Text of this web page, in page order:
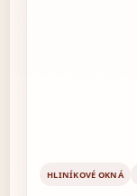
HLINÍKOVÉ OKNÁ